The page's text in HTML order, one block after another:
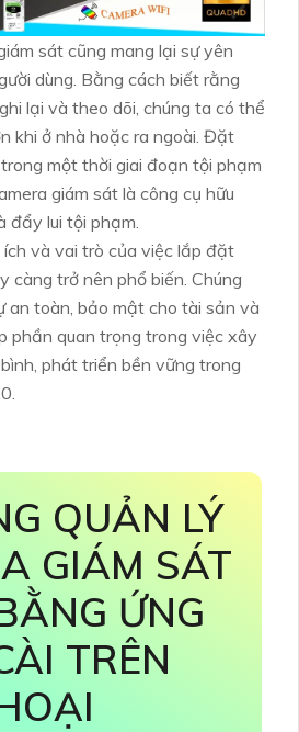
sát cũng mang lại sự yên
dùng. Bằng cách biết rằng
lại và theo dõi, chúng ta có thể
khi ở nhà hoặc ra ngoài. Đặt
một thời giai đoạn tội phạm
giám sát là công cụ hữu
đẩy lui tội phạm.
ích và vai trò của việc lắp đặt
càng trở nên phổ biến. Chúng
an toàn, bảo mật cho tài sản và
phần quan trọng trong việc xây
phát triển bền vững trong
QUẢN LÝ
GIÁM SÁT
ỨNG
TRÊN